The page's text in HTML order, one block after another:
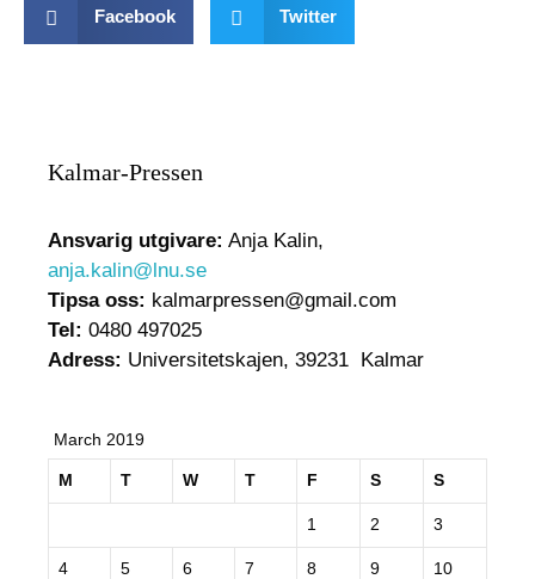
Facebook Twitter
Kalmar-Pressen
Ansvarig utgivare: Anja Kalin,
anja.kalin@lnu.se
Tipsa oss: kalmarpressen@gmail.com
Tel: 0480 497025
Adress: Universitetskajen, 39231 Kalmar
March 2019
M T W T F S S
1 2 3
4 5 6 7 8 9 10